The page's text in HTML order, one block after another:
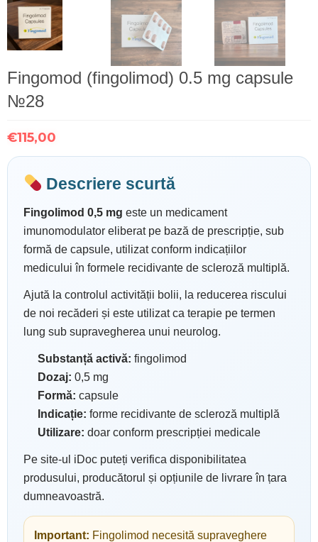
Fingomod (fingolimod) 0.5 mg capsule
№28
€115,00
Descriere scurtă
Fingolimod 0,5 mg este un medicament
imunomodulator eliberat pe bază de prescripție, sub
formă de capsule, utilizat conform indicațiilor
medicului în formele recidivante de scleroză multiplă.
Ajută la controlul activității bolii, la reducerea riscului
de noi recăderi și este utilizat ca terapie pe termen
lung sub supravegherea unui neurolog.
Substanță activă: fingolimod
Dozaj: 0,5 mg
Formă: capsule
Indicație: forme recidivante de scleroză multiplă
Utilizare: doar conform prescripției medicale
Pe site-ul iDoc puteți verifica disponibilitatea
produsului, producătorul și opțiunile de livrare în țara
dumneavoastră.
Important: Fingolimod necesită supraveghere